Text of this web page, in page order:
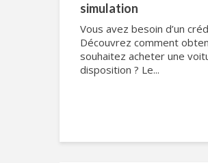
simulation
Vous avez besoin d’un
Découvrez comment
souhaitez acheter une
disposition ? Le...